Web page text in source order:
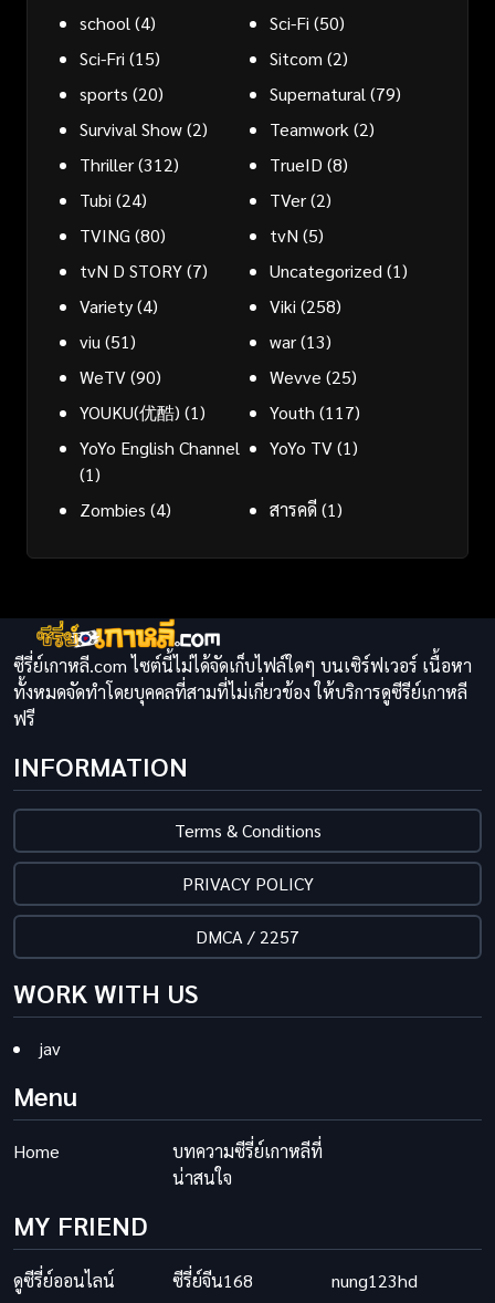
school (4) Sci-Fi (50)
Sci-Fri (15) Sitcom (2)
sports (20) Supernatural (79)
Survival Show(2) Teamwork (2)
Thriller(312) TrueID (8)
Tubi (24) TVer(2)
TVING (80) tvN (5)
tvN D STORY(7) Uncategorized (1)
Variety(4) Viki (258)
viu (51) war(13)
WeTV(90) Wevve (25)
YOUKU(优酷) (1) Youth (117)
YoYo English Channel
(1)
YoYo TV(1)
Zombies (4) สารคดี(1)
ซีรี่ย์เกาหลี.com ไซต์นี้ไม่ได้จัดเก็บไฟล์ใดๆ บนเซิร์ฟเวอร์ เนื้อหา
ทั้งหมดจัดทำโดยบุคคลที่สามที่ไม่เกี่ยวข้อง ให้บริการดูซีรีย์เกาหลี
ฟรี
INFORMATION
Terms & Conditions
PRIVACY POLICY
DMCA / 2257
WORK WITH US
jav
Menu
Home
บทความซีรี่ย์เกาหลีที่
น่าสนใจ
MY FRIEND
ดูซีรี่ย์ออนไลน์ ซีรี่ย์จีน168 nung123hd